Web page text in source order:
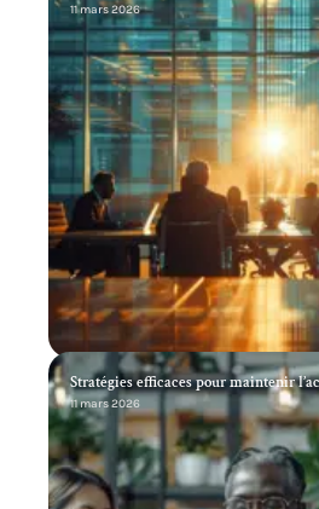
11 mars 2026
Stratégies efficaces pour maintenir
11 mars 2026